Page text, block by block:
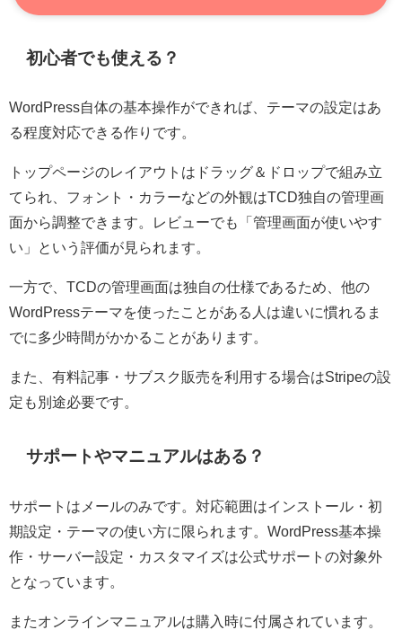
初心者でも使える？
WordPress自体の基本操作ができれば、テーマの設定はあ
る程度対応できる作りです。
トップページのレイアウトはドラッグ＆ドロップで組み立
てられ、フォント・カラーなどの外観はTCD独自の管理画
面から調整できます。レビューでも「管理画面が使いやす
い」という評価が見られます。
一方で、TCDの管理画面は独自の仕様であるため、他の
WordPressテーマを使ったことがある人は違いに慣れるま
でに多少時間がかかることがあります。
また、有料記事・サブスク販売を利用する場合はStripeの設
定も別途必要です。
サポートやマニュアルはある？
サポートはメールのみです。対応範囲はインストール・初
期設定・テーマの使い方に限られます。WordPress基本操
作・サーバー設定・カスタマイズは公式サポートの対象外
となっています。
またオンラインマニュアルは購入時に付属されています。